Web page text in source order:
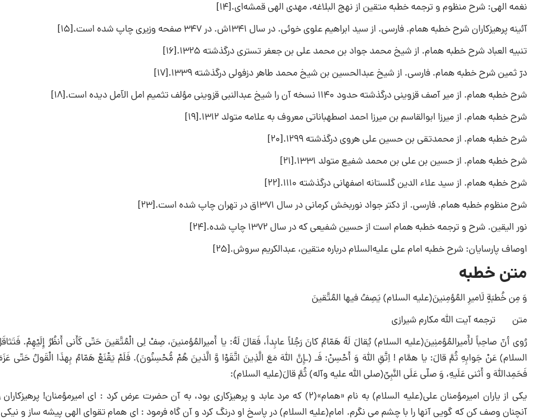
نغمه‌ الهی‌: شرح‌ منظوم‌ و ترجمه‌ خطبه‌ متقین‌ از نهج‌ البلاغه‌، مهدی‌ الهی قمشه‌ای‌.[۱۴]
آئینه پرهیزکاران شرح خطبه همام. فارسی. از سید ابراهیم علوی خوئی. در سال ۱۳۴۱ش. در ۳۴۷ صفحه وزیری چاپ شده است.[۱۵]
تنبیه العباد شرح خطبه همام. از شیخ محمد جواد بن محمد علی بن جعفر تستری درگذشته ۱۳۲۵.[۱۶]
درّ ثمین شرح خطبه همام. فارسی. از شیخ عبدالحسین بن شیخ محمد طاهر دزفولی درگذشته ۱۳۳۹.[۱۷]
شرح خطبه همام. از میر آصف قزوینی درگذشته حدود ۱۱۴۰ نسخه آن را شیخ عبدالنبی قزوینی مؤلف تثمیم امل الآمل دیده است.[۱۸]
شرح خطبه همام. از میرزا ابوالقاسم بن میرزا احمد اصطهباناتی معروف به علامه متولد ۱۳۱۲.[۱۹]
شرح خطبه همام. از محمدتقی بن حسین علی هروی درگذشته ۱۲۹۹.[۲۰]
شرح خطبه همام. از حسین بن علی بن محمد شفیع متولد ۱۳۳۱.[۲۱]
شرح خطبه همام. از سید علاء الدین گلستانه اصفهانی درگذشته ۱۱۱۰.[۲۲]
شرح منظوم خطبه همام. فارسی. از دکتر جواد نوربخش کرمانی در سال ۱۳۷۱ق در تهران چاپ شده است.[۲۳]
نور الیقین. شرح و ترجمه خطبه همام است از حسین شفیعی که در سال ۱۳۷۲ چاپ شده.[۲۴]
اوصاف‌ پارسایان‌: شرح‌ خطبه‌ امام‌ علی‌ علیه‌السلام‌ درباره‌ متقین‌، عبدالکریم‌ سروش‌.[۲۵]
متن خطبه
وَ مِن خُطبَةٍ لَامیرِ المُؤمِنینَ(علیه السلام) يَصِفُ فيها المُتَّقينَ
متن ترجمه آیت الله مکارم شیرازی
رُوی أنّ صاحِباً لأَمیرالمُؤمنِینَ(علیه السلام) یُقالَ لَهُ هَمّامُ کانَ رَجُلاً عابِداً، فَقالَ لَهُ: یا أَمیرالمُؤمنینَ، صِفْ لِی الْمُتَّقینَ حَتّى کَأَنى أَنظُرُ إِلَیْهِمْ.
السلام) عَنْ جَوابِهِ ثُمَّ قالَ: یا همَّام ! اِتَّقِ اللهَ وَ أَحْسِنْ: فَـ (ـإِنَّ اللهَ مَعَ الَّذِینَ اتَّقَوْا وَّ الَّذینَ هُمْ مُّحْسِنُونَ). فَلَمْ یَقْنَعْ هَمّامُ بِهذَا الْقَولُ حَتّى
فَحَمِداللهَ و أَثنى عَلَیهِ، وَ صلّى عَلَى النَّبِىِّ(صلى الله علیه وآله) ثُمَّ قالَ(علیه السلام):
یکى از یاران امیرمؤمنان على(علیه السلام) به نام «همام»(2) که مرد عابد و پرهیزکارى بود، به آن حضرت عرض کرد : اى امیرمؤمنان!
آنچنان وصف کن که گویى آنها را با چشم مى نگرم. امام(علیه السلام) در پاسخ او درنگ کرد و آن گاه فرمود : اى همام تقواى الهى پیشه ساز و